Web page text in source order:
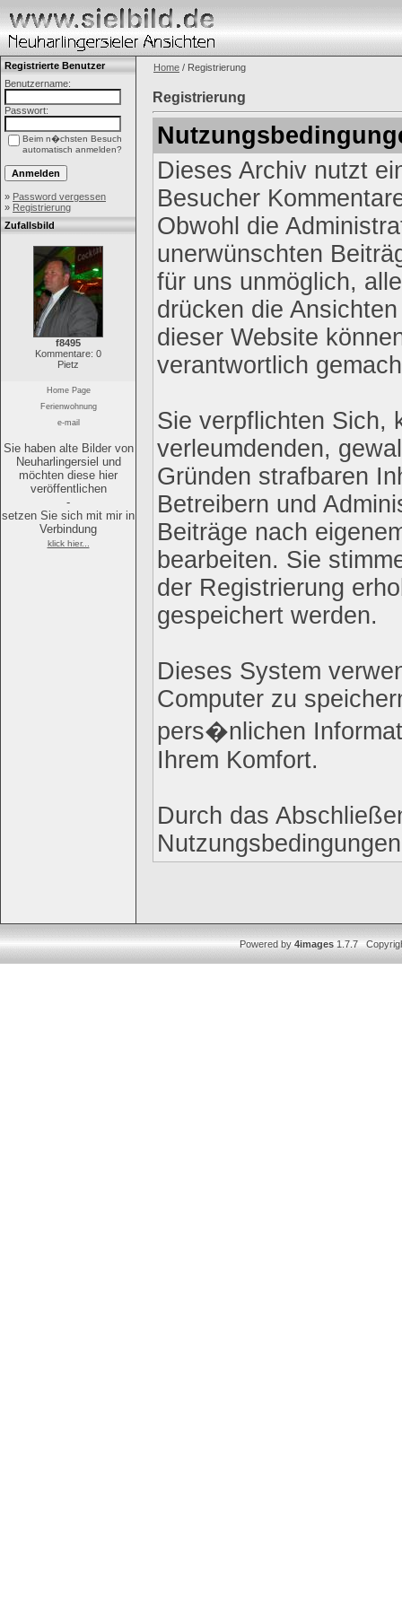
Registrierte Benutzer
Benutzername:
Passwort:
Beim n�chsten Besuch
automatisch anmelden?
» Password vergessen
» Registrierung
Zufallsbild
f8495
Kommentare: 0
Pietz
Home Page
Ferienwohnung
e-mail
Sie haben alte Bilder von
Neuharlingersiel und
möchten diese hier
veröffentlichen
-
setzen Sie sich mit mir in
Verbindung
klick hier...
Home / Registrierung
Registrierung
Dieses Archiv nutzt
Besucher
Obwohl die
unerwünschten
für uns unmöglich,
drücken die
dieser Website
verantwortlich
Sie verpflichten Sich,
verleumdenden,
Gründen strafbaren
Betreibern und
Beiträge nach
bearbeiten. Sie
der Registrierung
gespeichert werden.
Dieses System
Computer zu
pers�nlichen
Ihrem Komfort.
Durch das
Powered by4images1.7.7